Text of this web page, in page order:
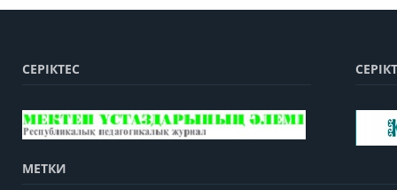
СЕРІКТЕС
МЕТКИ